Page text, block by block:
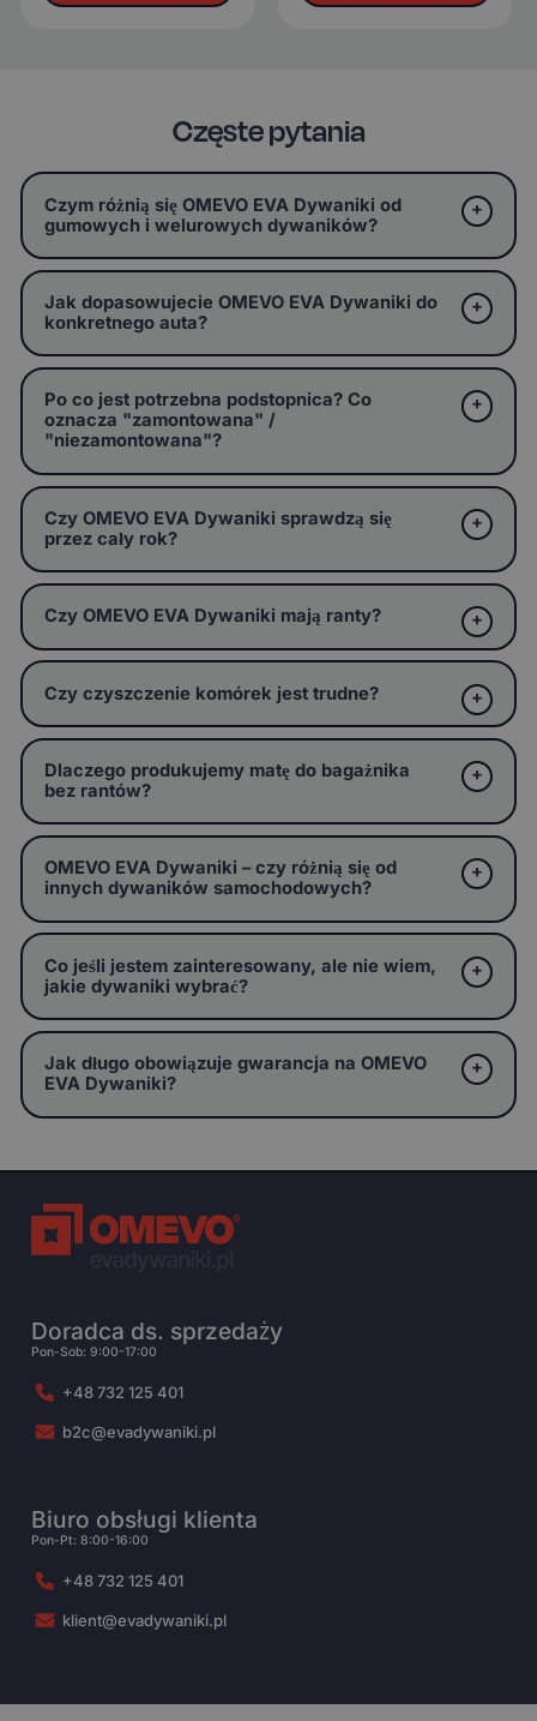
Częste pytania
Czym różnią się OMEVO EVA Dywaniki od
gumowych i welurowych dywaników?
Jak dopasowujecie OMEVO EVA Dywaniki do
konkretnego auta?
Po co jest potrzebna podstopnica? Co
oznacza "zamontowana" /
"niezamontowana"?
Czy OMEVO EVA Dywaniki sprawdzą się
przez cały rok?
Czy OMEVO EVA Dywaniki mają ranty?
Czy czyszczenie komórek jest trudne?
Dlaczego produkujemy matę do bagażnika
bez rantów?
OMEVO EVA Dywaniki – czy różnią się od
innych dywaników samochodowych?
Co jeśli jestem zainteresowany, ale nie wiem,
jakie dywaniki wybrać?
Jak długo obowiązuje gwarancja na OMEVO
EVA Dywaniki?
Doradca ds. sprzedaży
Pon-Sob: 9:00-17:00
+48 732 125 401
b2c@evadywaniki.pl
Biuro obsługi klienta
Pon-Pt: 8:00-16:00
+48 732 125 401
klient@evadywaniki.pl